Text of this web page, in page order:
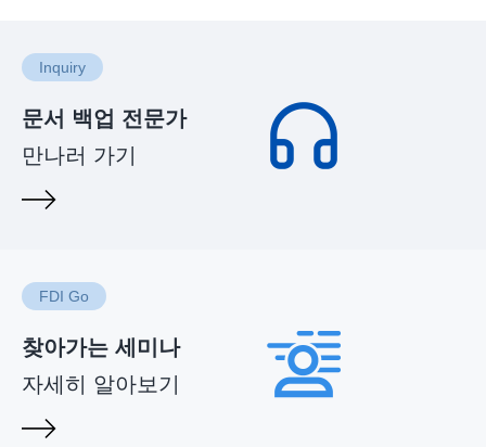
Inquiry
문서 백업 전문가
만나러 가기
FDI Go
찾아가는 세미나
자세히 알아보기